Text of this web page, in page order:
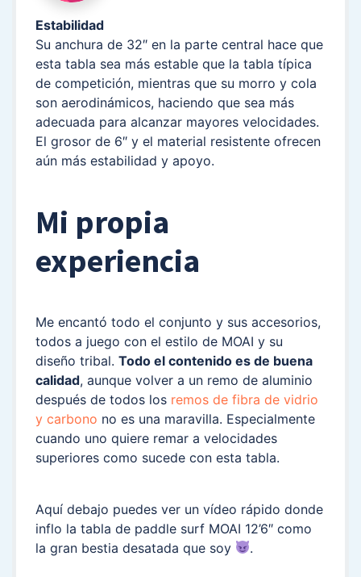
Estabilidad
Su anchura de 32″ en la parte central hace que
esta tabla sea más estable que la tabla típica
de competición, mientras que su morro y cola
son aerodinámicos, haciendo que sea más
adecuada para alcanzar mayores velocidades.
El grosor de 6″ y el material resistente ofrecen
aún más estabilidad y apoyo.
Mi propia
experiencia
Me encantó todo el conjunto y sus accesorios,
todos a juego con el estilo de MOAI y su
diseño tribal. Todo el contenido es de buena
calidad, aunque volver a un remo de aluminio
después de todos los remos de fibra de vidrio
y carbono no es una maravilla. Especialmente
cuando uno quiere remar a velocidades
superiores como sucede con esta tabla.
Aquí debajo puedes ver un vídeo rápido donde
inflo la tabla de paddle surf MOAI 12’6″ como
la gran bestia desatada que soy
.